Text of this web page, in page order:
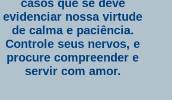
casos que se deve
evidenciar nossa virtude
de calma e paciência.
Controle seus nervos, e
procure compreender e
servir com amor.